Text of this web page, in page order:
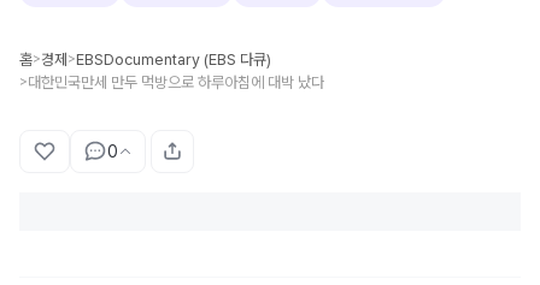
홈>경제 >EBSDocumentary (EBS 다큐)
>대한민국만세 만두 먹방으로 하루아침에 대박 났다
0